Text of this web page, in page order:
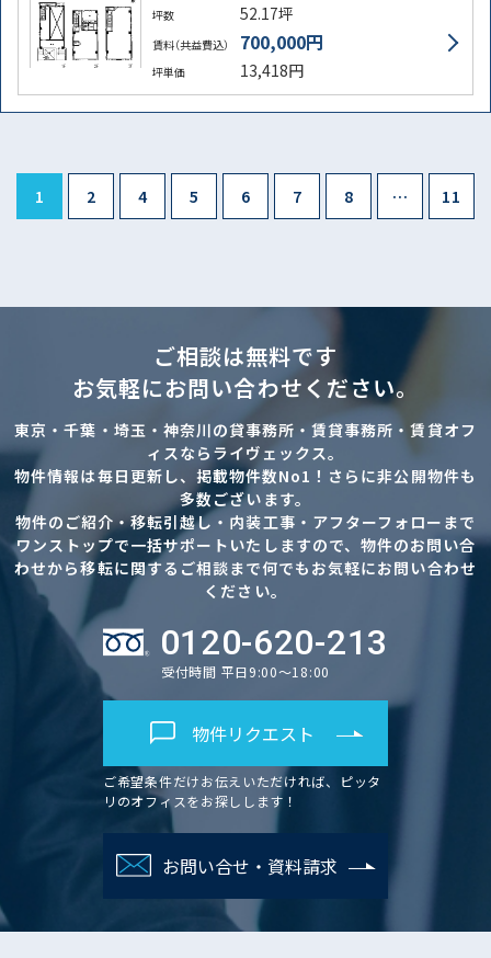
坪数 52.17坪
賃料（共益費込） 700,000円
坪単価 13,418円
1 2 4 5 6 7 8 … 11
ご相談は無料です
お気軽にお問い合わせください。
東京・千葉・埼玉・神奈川の貸事務所・賃貸事務所・賃貸オフ
ィスならライヴェックス。
物件情報は毎日更新し、掲載物件数No1！さらに非公開物件も
多数ございます。
物件のご紹介・移転引越し・内装工事・アフターフォローまで
ワンストップで一括サポートいたしますので、物件のお問い合
わせから移転に関するご相談まで何でもお気軽にお問い合わせ
ください。
0120-620-213
受付時間 平日9:00～18:00
物件リクエスト
ご希望条件だけお伝えいただければ、ピッタ
リのオフィスをお探しします！
お問い合せ・資料請求